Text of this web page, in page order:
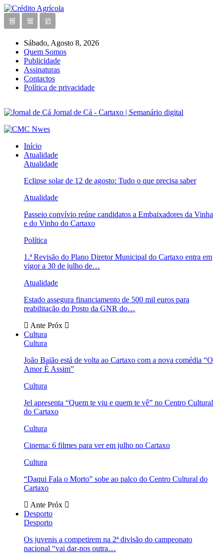
Sábado, Agosto 8, 2026
Quem Somos
Publicidade
Assinaturas
Contactos
Política de privacidade
Jornal de Cá - Cartaxo | Semanário digital
Início
Atualidade
Atualidade
Eclipse solar de 12 de agosto: Tudo o que precisa saber
Atualidade
Passeio convívio reúne candidatos a Embaixadores da Vinha
e do Vinho do Cartaxo
Política
1.ª Revisão do Plano Diretor Municipal do Cartaxo entra em
vigor a 30 de julho de…
Atualidade
Estado assegura financiamento de 500 mil euros para
reabilitação do Posto da GNR do…
Ante Próx
Cultura
Cultura
João Baião está de volta ao Cartaxo com a nova comédia “O
Amor É Assim”
Cultura
Jel apresenta “Quem te viu e quem te vê” no Centro Cultural
do Cartaxo
Cultura
Cinema: 6 filmes para ver em julho no Cartaxo
Cultura
“Daqui Fala o Morto” sobe ao palco do Centro Cultural do
Cartaxo
Ante Próx
Desporto
Desporto
Os juvenis a competirem na 2ª divisão do campeonato
nacional “vai dar-nos outra…